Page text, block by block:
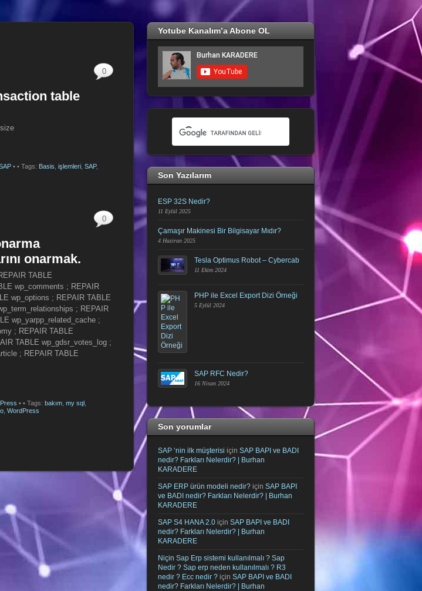
table
•
0
• Tags: Basis işlemleri SAP,
onarmak.
TABLE
wp_comments ; REPAIR
wp_options ; REPAIR TABLE
; REPAIR
wp_yarpp_related_cache ;
; REPAIR TABLE
TABLE wp_gdsr_votes_log ;
; REPAIR TABLE
•
0
• Tags: bakım my sql
WordPress
Yotube Kanalım’a Abone OL
Son Yazılarım
ESP 32S Nedir?
11 Eylül 2025
Çamaşır Makinesi Bir Bilgisayar Mıdır?
4 Haziran 2025
Tesla Optimus Robot – Cybercab
11 Ekim 2024
PHP ile Excel Export Dizi Örneği
5 Eylül 2024
SAP RFC Nedir?
16 Nisan 2024
Son yorumlar
SAP ‘nin ilk müşterisi için SAP BAPI ve BADI
nedir? Farkları Nelerdir? | Burhan
KARADERE
SAP ERP ürün modeli nedir? için SAP BAPI
ve BADI nedir? Farkları Nelerdir? | Burhan
KARADERE
SAP S4 HANA 2.0 için SAP BAPI ve BADI
nedir? Farkları Nelerdir? | Burhan
KARADERE
Niçin Sap Erp sistemi kullanılmalı ? Sap
Nedir ? Sap erp neden kullanılmalı ? R3
nedir ? Ecc nedir ? için SAP BAPI ve BADI
nedir? Farkları Nelerdir? | Burhan